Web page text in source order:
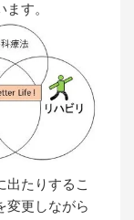
す。
出たりするこ
変更しながら